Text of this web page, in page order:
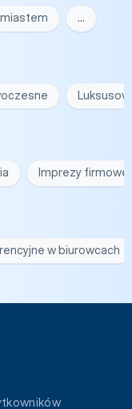
…
Imprezy firmowe
w biurowcach